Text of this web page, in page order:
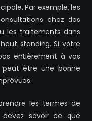
Par exemple, les
chez des
les traitements dans
standing. Si votre
entièrement à vos
peut être une bonne
les termes de
devez savoir ce que